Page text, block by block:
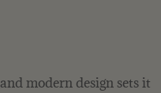
modern design sets it